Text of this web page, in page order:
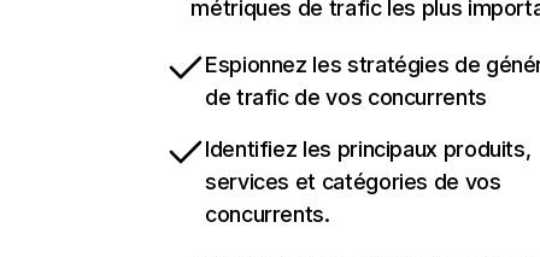
métriques de trafic les plus
Espionnez les stratégies de
de trafic de vos concurrents
Identifiez les principaux produits,
services et catégories de vos
concurrents.